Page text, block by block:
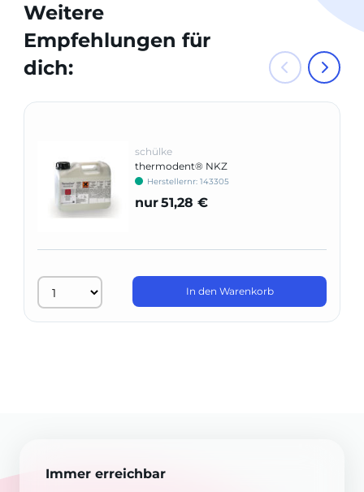
Weitere
Empfehlungen für
dich:
schülke
thermodent® NKZ
Herstellernr: 143305
nur51,28 €
In den Warenkorb
Immer erreichbar